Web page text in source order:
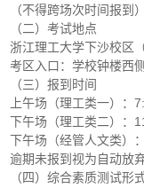
（不得跨场次时间报到）
（二）考试地点
浙江理工大学下沙校区
考区入口：学校钟楼西侧
（三）报到时间
上午场（理工类一）：
下午场（理工类二）：
下午场（经管人文类）
逾期未报到视为自动放弃
（四）综合素质测试形